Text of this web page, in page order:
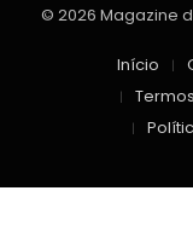
© 2026 Magazine
Início